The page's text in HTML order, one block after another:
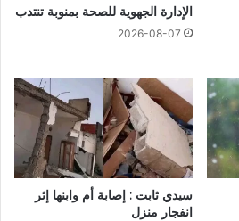
الإدارة الجهوية للصحة بمنوبة تنتدب
2026-08-07
سيدي ثابت : إصابة أم وابنها إثر
انفجار منزل